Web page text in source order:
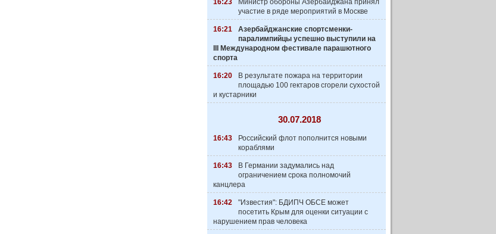
16:23
Министр обороны Азербайджана принял
участие в ряде мероприятий в Москве
16:21
Азербайджанские спортсменки-
паралимпийцы успешно выступили на
III Международном фестивале парашютного
спорта
16:20
В результате пожара на территории
площадью 100 гектаров сгорели сухостой
и кустарники
30.07.2018
16:43
Российский флот пополнится новыми
кораблями
16:43
В Германии задумались над
ограничением срока полномочий
канцлера
16:42
"Известия": БДИПЧ ОБСЕ может
посетить Крым для оценки ситуации с
нарушением прав человека